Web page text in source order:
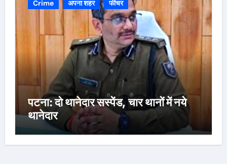
Crime अपना शहर फीचर
पटना: दो थानेदार सस्पेंड, चार थानों में नये
थानेदार